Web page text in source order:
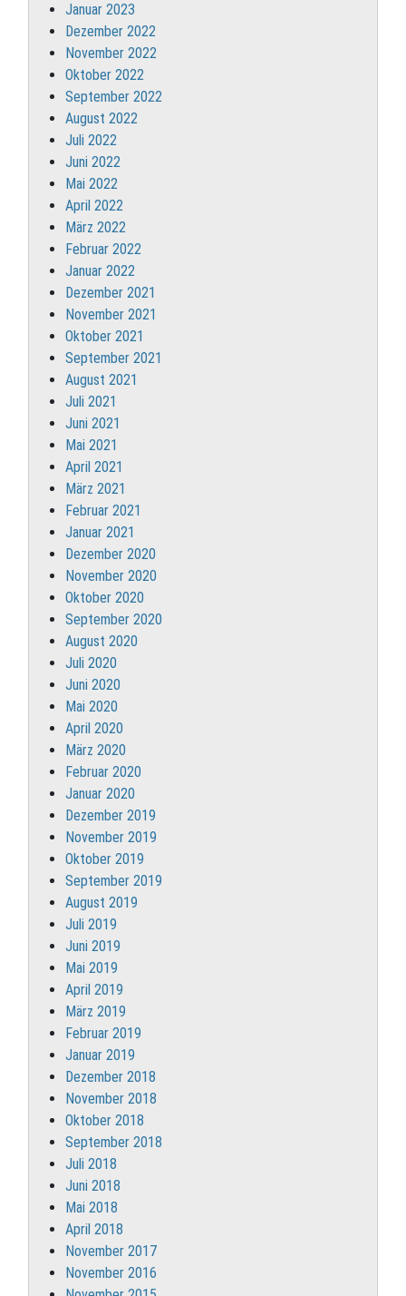
Januar 2023
Dezember 2022
November 2022
Oktober 2022
September 2022
August 2022
Juli 2022
Juni 2022
Mai 2022
April 2022
März 2022
Februar 2022
Januar 2022
Dezember 2021
November 2021
Oktober 2021
September 2021
August 2021
Juli 2021
Juni 2021
Mai 2021
April 2021
März 2021
Februar 2021
Januar 2021
Dezember 2020
November 2020
Oktober 2020
September 2020
August 2020
Juli 2020
Juni 2020
Mai 2020
April 2020
März 2020
Februar 2020
Januar 2020
Dezember 2019
November 2019
Oktober 2019
September 2019
August 2019
Juli 2019
Juni 2019
Mai 2019
April 2019
März 2019
Februar 2019
Januar 2019
Dezember 2018
November 2018
Oktober 2018
September 2018
Juli 2018
Juni 2018
Mai 2018
April 2018
November 2017
November 2016